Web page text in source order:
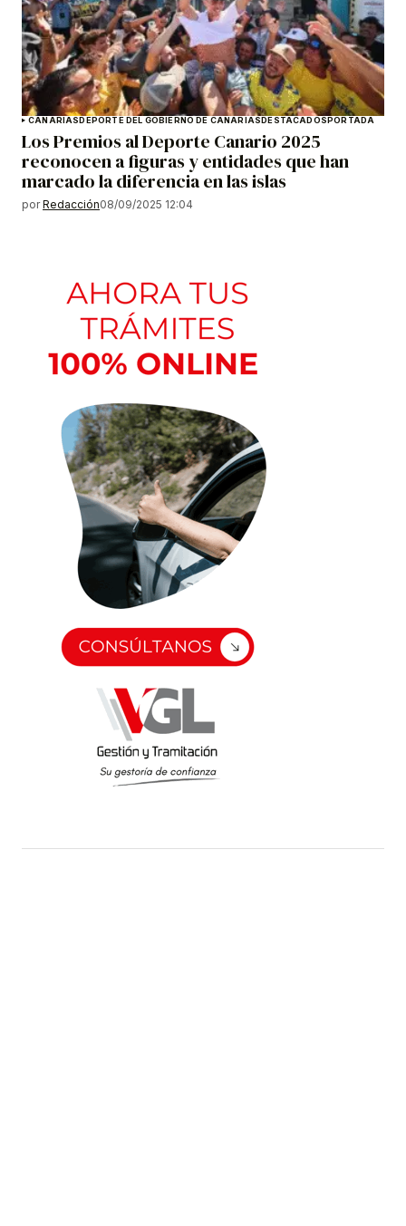
CANARIASDEPORTE DEL GOBIERNO DE CANARIASDESTACADOSPORTADA
Los Premios al Deporte Canario 2025
reconocen a figuras y entidades que han
marcado la diferencia en las islas
por Redacción08/09/2025 12:04